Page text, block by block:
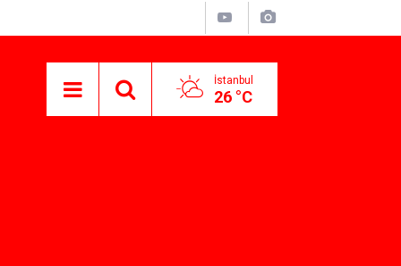
İstanbul
26 °C